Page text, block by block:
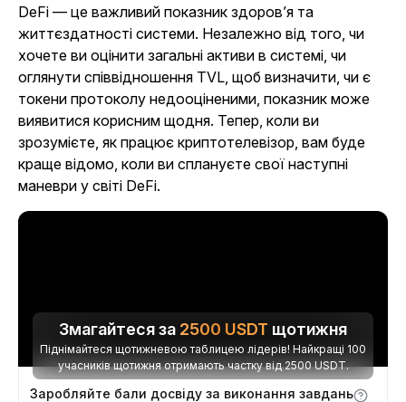
DeFi — це важливий показник здоров’я та
життєздатності системи. Незалежно від того, чи
хочете ви оцінити загальні активи в системі, чи
оглянути співвідношення TVL, щоб визначити, чи є
токени протоколу недооціненими, показник може
виявитися корисним щодня. Тепер, коли ви
зрозумієте, як працює криптотелевізор, вам буде
краще відомо, коли ви сплануєте свої наступні
маневри у світі DeFi.
Змагайтеся за 2500 USDT щотижня
Піднімайтеся щотижневою таблицею лідерів! Найкращі 100
учасників щотижня отримають частку від 2500 USDT.
Заробляйте бали досвіду за виконання завдань